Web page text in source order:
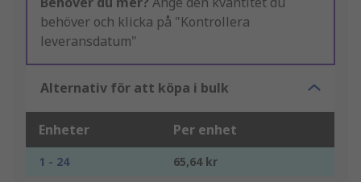
behöver och klicka på "Kontrollera
leveransdatum"
Alternativ för att köpa i bulk
Enheter Per enhet
1 - 24
65,64 kr